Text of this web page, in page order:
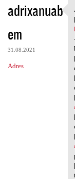
adrixanuab
em
31.08.2021
Adres